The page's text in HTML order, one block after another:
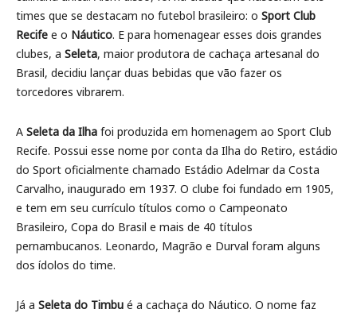
times que se destacam no futebol brasileiro: o Sport Club
Recife e o Náutico. E para homenagear esses dois grandes
clubes, a Seleta, maior produtora de cachaça artesanal do
Brasil, decidiu lançar duas bebidas que vão fazer os
torcedores vibrarem.
A Seleta da Ilha foi produzida em homenagem ao Sport Club
Recife. Possui esse nome por conta da Ilha do Retiro, estádio
do Sport oficialmente chamado Estádio Adelmar da Costa
Carvalho, inaugurado em 1937. O clube foi fundado em 1905,
e tem em seu currículo títulos como o Campeonato
Brasileiro, Copa do Brasil e mais de 40 títulos
pernambucanos. Leonardo, Magrão e Durval foram alguns
dos ídolos do time.
Já a Seleta do Timbu é a cachaça do Náutico. O nome faz